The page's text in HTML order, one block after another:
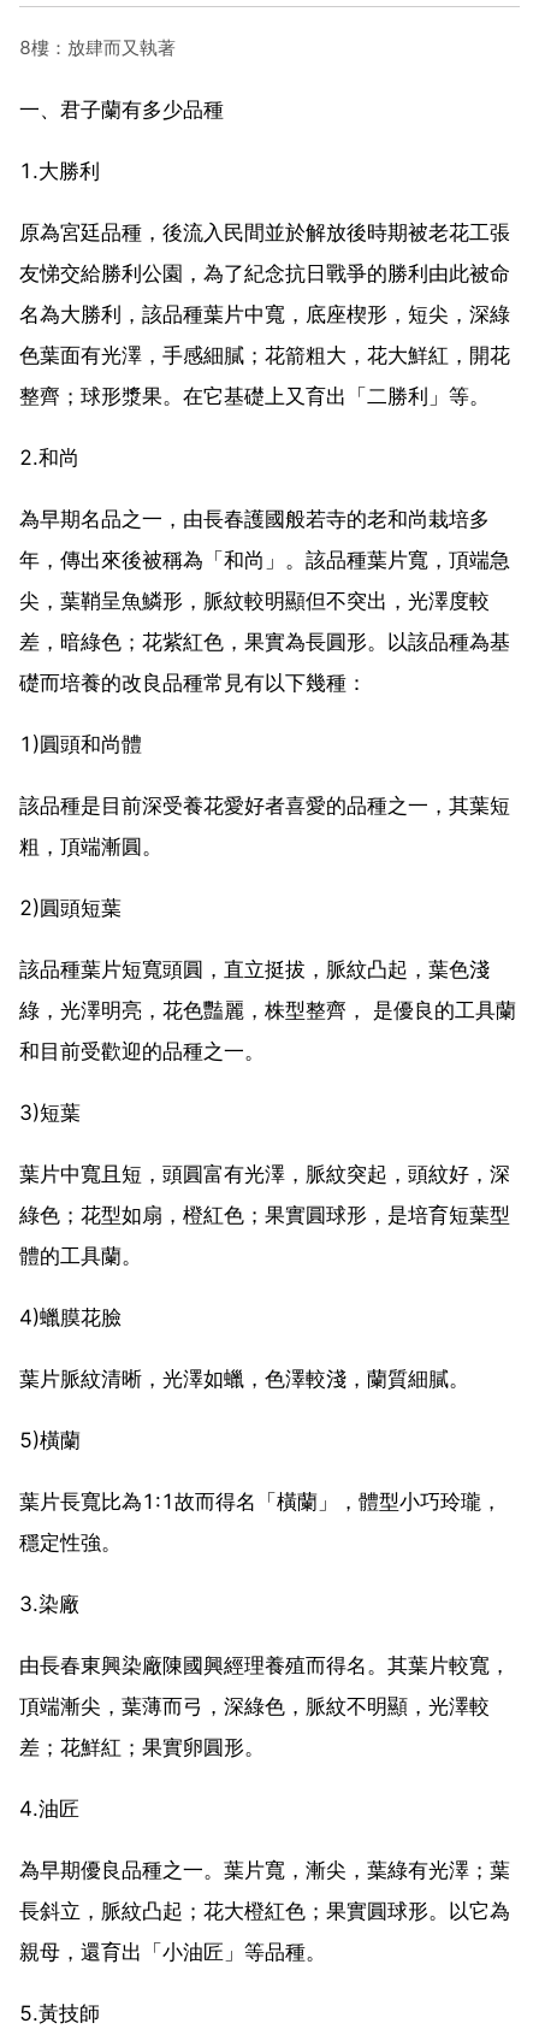
8樓：放肆而又執著
一、君子蘭有多少品種
1.大勝利
原為宮廷品種，後流入民間並於解放後時期被老花工張
友悌交給勝利公園，為了紀念抗日戰爭的勝利由此被命
名為大勝利，該品種葉片中寬，底座楔形，短尖，深綠
色葉面有光澤，手感細膩；花箭粗大，花大鮮紅，開花
整齊；球形漿果。在它基礎上又育出「二勝利」等。
2.和尚
為早期名品之一，由長春護國般若寺的老和尚栽培多
年，傳出來後被稱為「和尚」。該品種葉片寬，頂端急
尖，葉鞘呈魚鱗形，脈紋較明顯但不突出，光澤度較
差，暗綠色；花紫紅色，果實為長圓形。以該品種為基
礎而培養的改良品種常見有以下幾種：
1)圓頭和尚體
該品種是目前深受養花愛好者喜愛的品種之一，其葉短
粗，頂端漸圓。
2)圓頭短葉
該品種葉片短寬頭圓，直立挺拔，脈紋凸起，葉色淺
綠，光澤明亮，花色豔麗，株型整齊， 是優良的工具蘭
和目前受歡迎的品種之一。
3)短葉
葉片中寬且短，頭圓富有光澤，脈紋突起，頭紋好，深
綠色；花型如扇，橙紅色；果實圓球形，是培育短葉型
體的工具蘭。
4)蠟膜花臉
葉片脈紋清晰，光澤如蠟，色澤較淺，蘭質細膩。
5)橫蘭
葉片長寬比為1:1故而得名「橫蘭」，體型小巧玲瓏，
穩定性強。
3.染廠
由長春東興染廠陳國興經理養殖而得名。其葉片較寬，
頂端漸尖，葉薄而弓，深綠色，脈紋不明顯，光澤較
差；花鮮紅；果實卵圓形。
4.油匠
為早期優良品種之一。葉片寬，漸尖，葉綠有光澤；葉
長斜立，脈紋凸起；花大橙紅色；果實圓球形。以它為
親母，還育出「小油匠」等品種。
5.黃技師